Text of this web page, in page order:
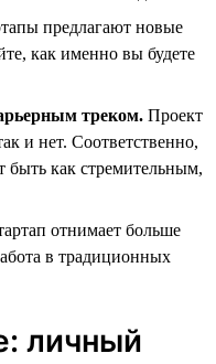
предлагают новые
как именно вы будете
треком. Проект
и нет. Соответственно,
быть как стремительным,
отнимает больше
в традиционных
личный